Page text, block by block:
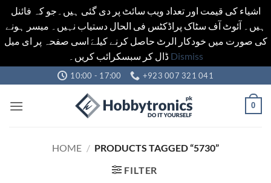
اشیاء کی قیمت اور تعداد ویب سائٹ پر دی گئی ہیں۔جو کہ فائنل
ہیں۔ آئوٹ آف سٹاک پراڈکٹس فی الحال دستیاب نہیں۔ میسر ہونے
کی صورت میں خودکار الرٹ حاصل کرنے کیلےَ اسی صفحہ پر ای میل
ڈال کر سبسکرائب کریں۔ Dismiss
to
content
10:00 - 17:00 +923 007 321 041
0
HOME / PRODUCTS TAGGED “5730”
FILTER